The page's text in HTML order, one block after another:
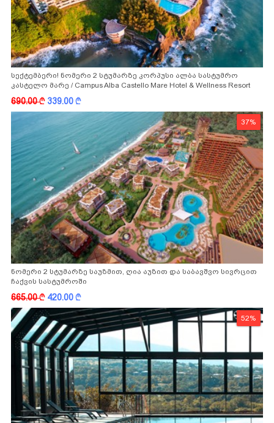
სექტემბერი! ნომერი 2 სტუმარზე კორპუსი ალბა სასტუმრო
კასტელო მარე / Campus Alba Castello Mare Hotel & Wellness Resort
-სგან!
690.00k 339.00k
37%
ნომერი 2 სტუმარზე საუზმით, ღია აუზით და საბავშვო სივრცით
ჩაქვის სასტუმროში
665.00k 420.00k
52%